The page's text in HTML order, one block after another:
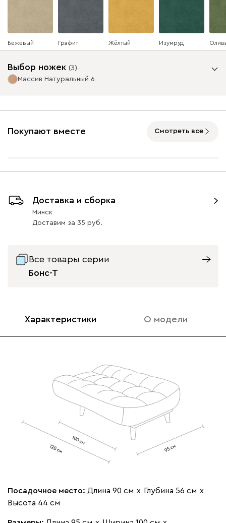
Бежевый Графит Жёлтый Изумруд
Ультра
Бежевый
490 795 910
Выбор ножек (3)
Массив Натуральный 6
33
Натуральный 6
Покупают вместе Смотреть все
Доставка и сборка
Минск
Доставим за 35
Все товары серии
Бонс-Т
Характеристики О модели
Посадочное место: Длина 90 см х Глубина 56 см х
Высота 44 см